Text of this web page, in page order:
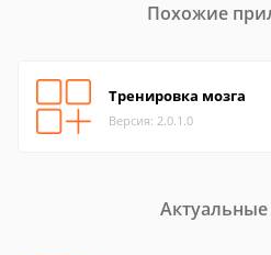
Похожие
Тренировка мозга
Версия: 2.0.1.0
Актуальные